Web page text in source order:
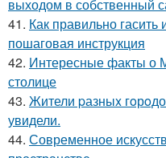
выходом в собственный
41. Как правильно гасить
пошаговая инструкция
42. Интересные факты о
столице
43. Жители pазныx
увидели.
44. Современное